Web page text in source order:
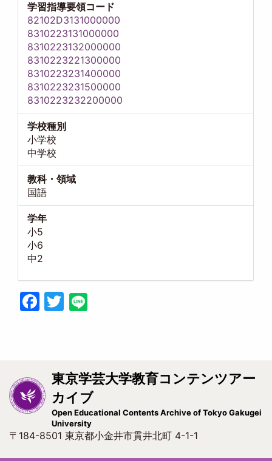
学習指導要領コード
82102D3131000000
8310223131000000
8310223132000000
8310223221300000
8310223231400000
8310223231500000
8310223232200000
学校種別
小学校
中学校
教科・領域
国語
学年
小5
小6
中2
Facebook
Twitter
東京学芸大学教育コンテンツアー
カイブ
Open Educational Contents Archive of Tokyo Gakugei
University
〒184-8501 東京都小金井市貫井北町 4-1-1